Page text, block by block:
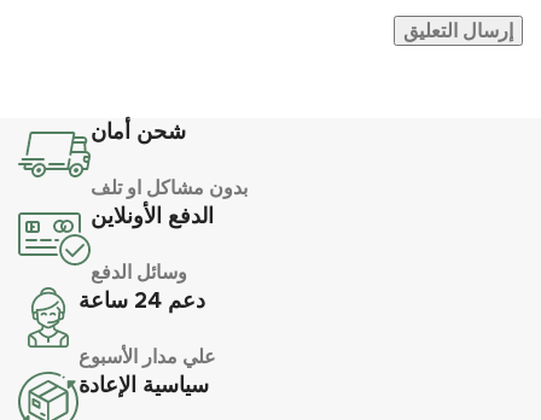
شحن أمان
بدون مشاكل او تلف
الدفع الأونلاين
وسائل الدفع
دعم 24 ساعة
علي مدار الأسبوع
سياسية الإعادة